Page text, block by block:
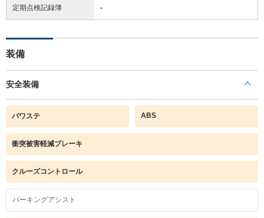
定期点検記録簿 -
装備
安全装備
パワステ ABS
衝突被害軽減ブレーキ
クルーズコントロール
パーキングアシスト